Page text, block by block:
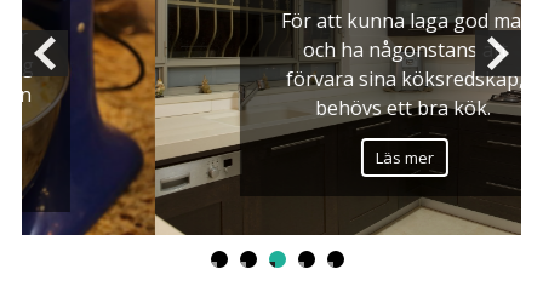
För att kunna laga god mat
och ha någonstans att
förvara sina köksredskap,
behövs ett bra kök.
Läs mer